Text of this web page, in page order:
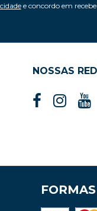
e concordo em
NOSSAS